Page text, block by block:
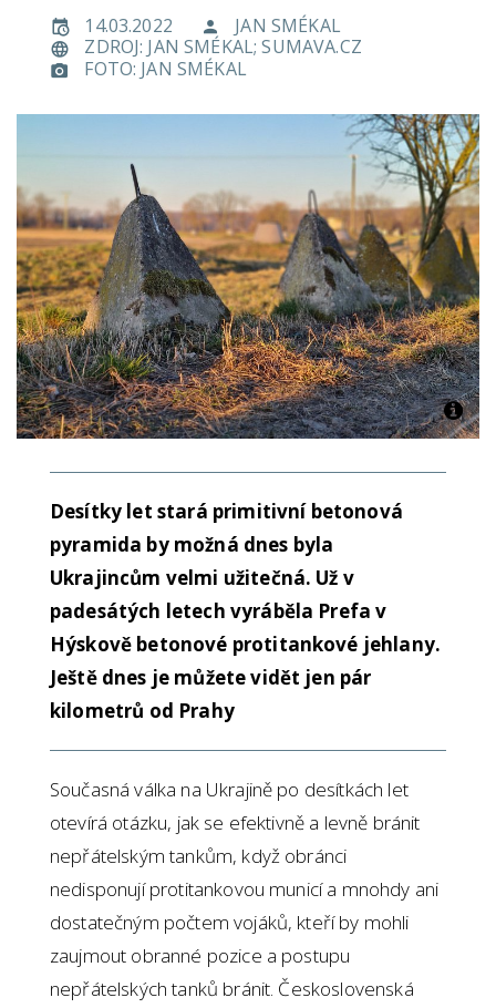
14.03.2022
JAN SMÉKAL
ZDROJ: JAN SMÉKAL; SUMAVA.CZ
FOTO: JAN SMÉKAL
Desítky let stará primitivní betonová
pyramida by možná dnes byla
Ukrajincům velmi užitečná. Už v
padesátých letech vyráběla Prefa v
Hýskově betonové protitankové jehlany.
Ještě dnes je můžete vidět jen pár
kilometrů od Prahy
Současná válka na Ukrajině po desítkách let
otevírá otázku, jak se efektivně a levně bránit
nepřátelským tankům, když obránci
nedisponují protitankovou municí a mnohdy ani
dostatečným počtem vojáků, kteří by mohli
zaujmout obranné pozice a postupu
nepřátelských tanků bránit. Československá